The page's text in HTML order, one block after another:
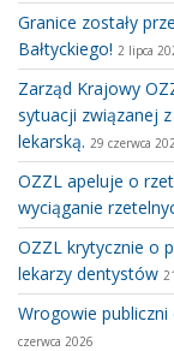
Granice zostały
Bałtyckiego! 2 lipca
Zarząd Krajowy
sytuacji związanej
lekarską. 29 czerwca
OZZL apeluje o
wyciąganie
OZZL krytycznie o
lekarzy dentystów
Wrogowie
czerwca 2026